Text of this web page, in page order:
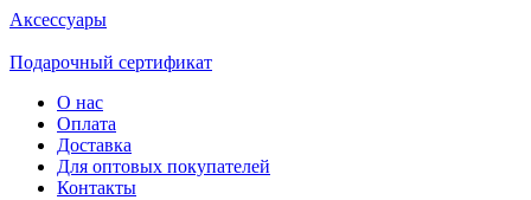
Аксессуары
Подарочный сертификат
О нас
Оплата
Доставка
Для оптовых покупателей
Контакты